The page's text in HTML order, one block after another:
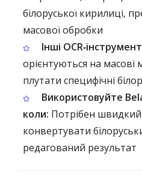
білоруської кирилиці,
масової обробки
Інші
орієнтуються на
плутати специфічні
Використовуйте
коли: Потрібен швидкий
конвертувати
редагований результат